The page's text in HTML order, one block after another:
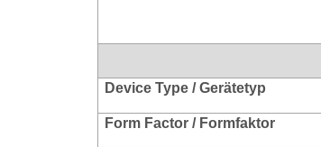
Device Type / Gerätetyp
Form Factor / Formfaktor